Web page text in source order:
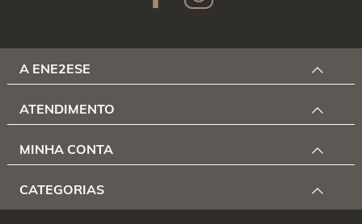
A ENE2ESE
ATENDIMENTO
MINHA CONTA
CATEGORIAS